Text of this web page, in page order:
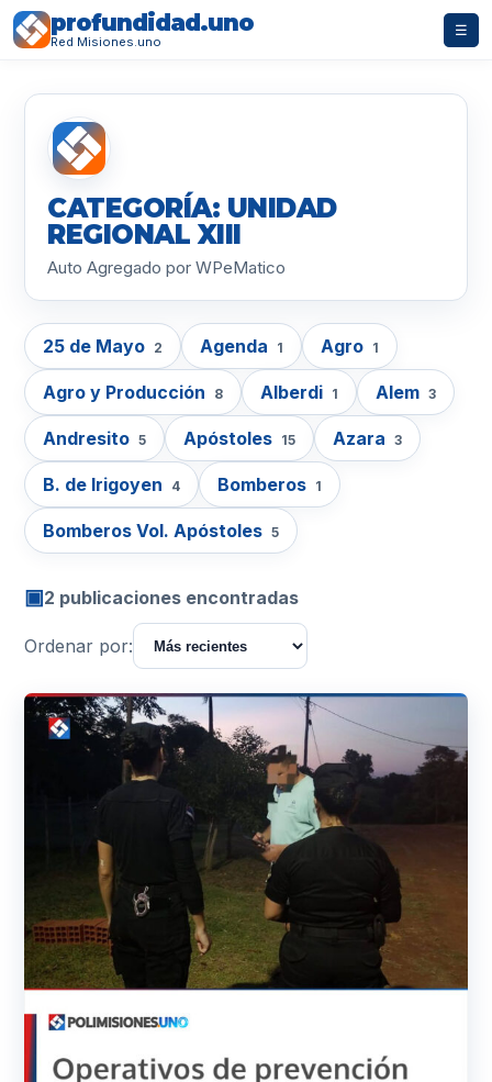
profundidad.uno
Red Misiones.uno
☰
CATEGORÍA: UNIDAD
REGIONAL XIII
Auto Agregado por WPeMatico
25 de Mayo 2 Agenda 1 Agro 1
Agro y Producción 8 Alberdi 1 Alem 3
Andresito 5 Apóstoles 15 Azara 3
B. de Irigoyen 4 Bomberos 1
Bomberos Vol. Apóstoles 5
▣2 publicaciones encontradas
Ordenar por: